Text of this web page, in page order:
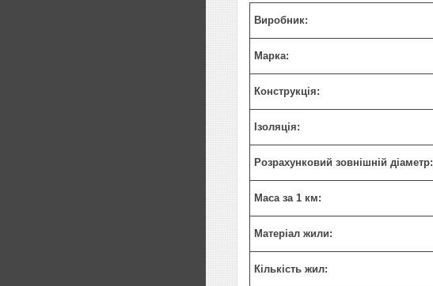
Виробник:
Марка:
Конструкція:
Ізоляція:
Розрахунковий зовнішній діаметр:
Маса за 1 км:
Матеріал жили:
Кількість жил: